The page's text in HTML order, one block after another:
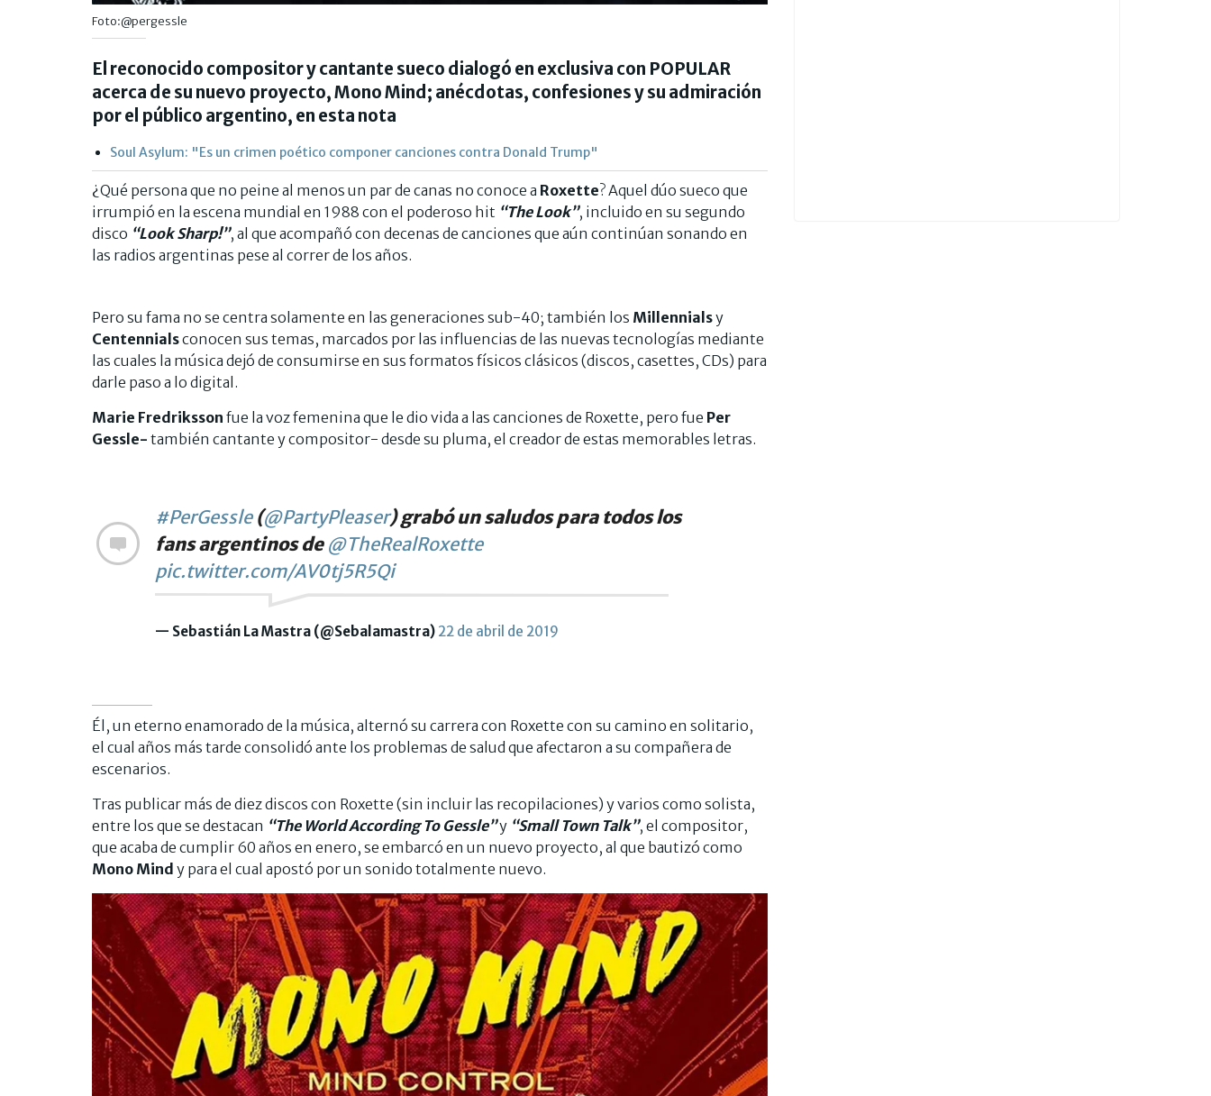
Foto:@pergessle
El reconocido compositor y cantante sueco dialogó en exclusiva con POPULAR
acerca de su nuevo proyecto, Mono Mind; anécdotas, confesiones y su admiración
por el público argentino, en esta nota
Soul Asylum: "Es un crimen poético componer canciones contra Donald Trump"
¿Qué persona que no peine al menos un par de canas no conoce a Roxette? Aquel dúo sueco que
irrumpió en la escena mundial en 1988 con el poderoso hit “The Look”, incluido en su segundo
disco “Look Sharp!”, al que acompañó con decenas de canciones que aún continúan sonando en
las radios argentinas pese al correr de los años.
Pero su fama no se centra solamente en las generaciones sub-40; también los Millennialsy
Centennialsconocen sus temas, marcados por las influencias de las nuevas tecnologías mediante
las cuales la música dejó de consumirse en sus formatos físicos clásicos (discos, casettes, CDs) para
darle paso a lo digital.
Marie Fredriksson fue la voz femenina que le dio vida a las canciones de Roxette, pero fue Per
Gessle- también cantante y compositor- desde su pluma, el creador de estas memorables letras.
#PerGessle(@PartyPleaser) grabó un saludos para todos los
fans argentinos de @TheRealRoxette
pic.twitter.com/AV0tj5R5Qi
— Sebastián La Mastra (@Sebalamastra) 22 de abril de 2019
Él, un eterno enamorado de la música, alternó su carrera con Roxette con su camino en solitario,
el cual años más tarde consolidó ante los problemas de salud que afectaron a su compañera de
escenarios.
Tras publicar más de diez discos con Roxette (sin incluir las recopilaciones) y varios como solista,
entre los que se destacan “The World According To Gessle”y “Small Town Talk”, el compositor,
que acaba de cumplir 60 años en enero, se embarcó en un nuevo proyecto, al que bautizó como
Mono Mind y para el cual apostó por un sonido totalmente nuevo.